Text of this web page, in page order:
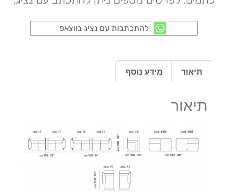
להתכתבות עם נציג בווצאפ
תיאור מידע נוסף
תיאור